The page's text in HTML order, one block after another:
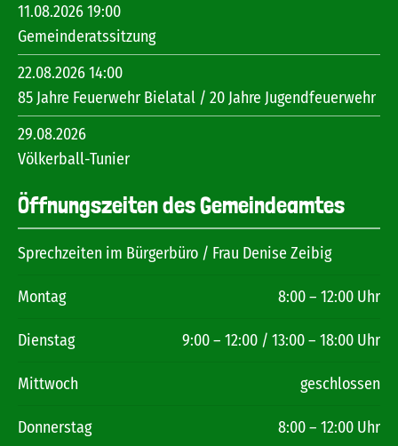
11.08.2026 19:00
Gemeinderatssitzung
22.08.2026 14:00
85 Jahre Feuerwehr Bielatal / 20 Jahre Jugendfeuerwehr
29.08.2026
Völkerball-Tunier
Öffnungszeiten des Gemeindeamtes
Sprechzeiten im Bürgerbüro / Frau Denise Zeibig
Montag 8:00 – 12:00 Uhr
Dienstag 9:00 – 12:00 / 13:00 – 18:00 Uhr
Mittwoch geschlossen
Donnerstag 8:00 – 12:00 Uhr